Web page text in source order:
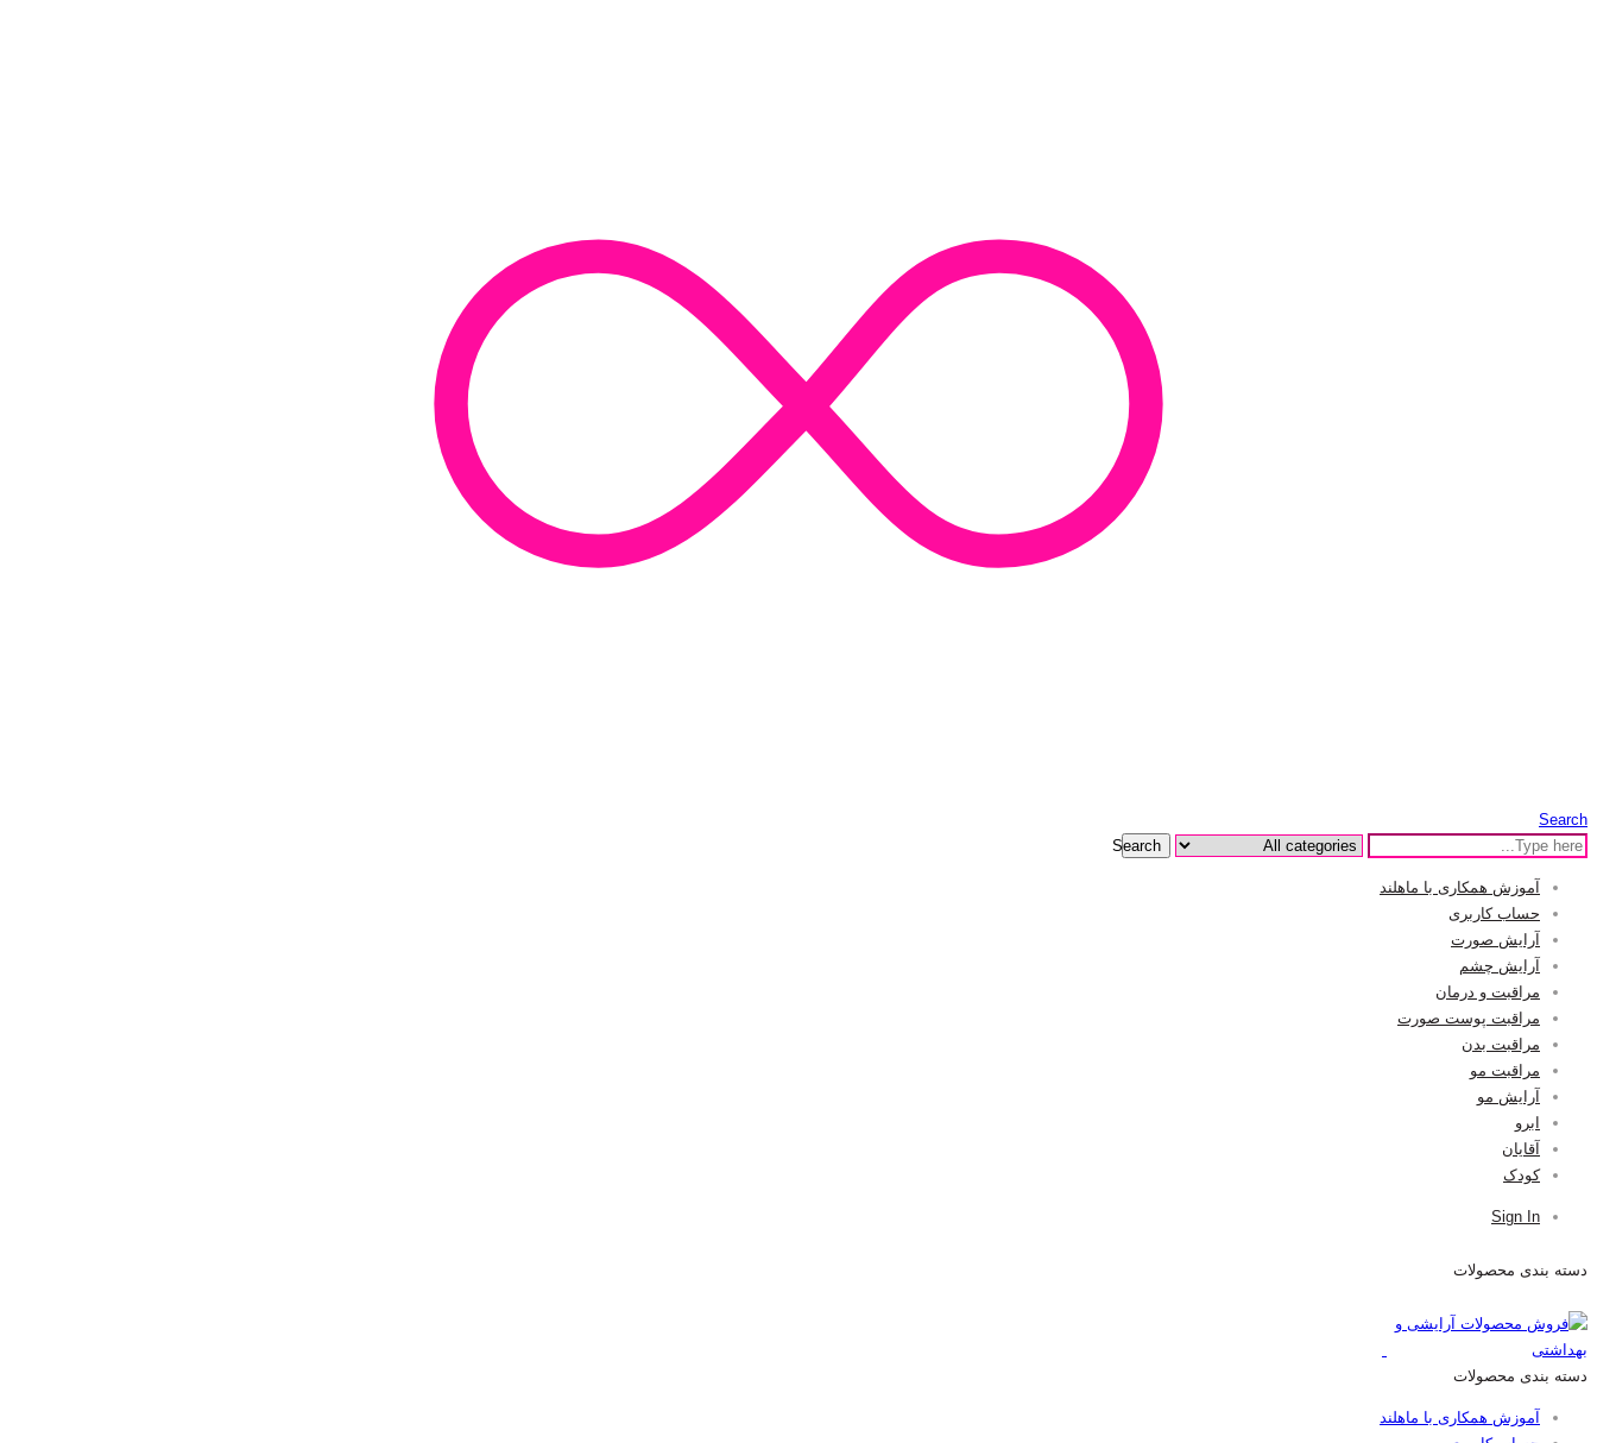
Search
Search
آموزش همکاری با ماهلند
حساب کاربری
آرایش صورت
آرایش چشم
مراقبت و درمان
مراقبت پوست صورت
مراقبت بدن
مراقبت مو
آرایش مو
ابرو
آقایان
کودک
Sign In
دسته بندی محصولات
دسته بندی محصولات
آموزش همکاری با ماهلند